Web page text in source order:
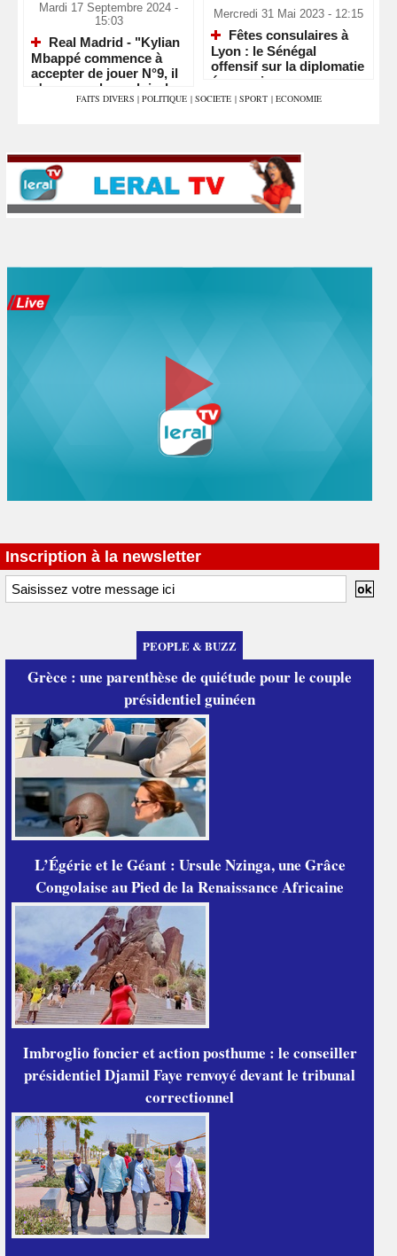
Mardi 17 Septembre 2024 -
15:03
Real Madrid - "Kylian
Mbappé commence à
accepter de jouer N°9, il
n'aura pas le couloir de
Vinicius"
Mercredi 31 Mai 2023 - 12:15
Fêtes consulaires à
Lyon : le Sénégal
offensif sur la diplomatie
économique
FAITS DIVERS | POLITIQUE | SOCIETE | SPORT | ECONOMIE
Inscription à la newsletter
PEOPLE & BUZZ
Grèce : une parenthèse de quiétude pour le couple
présidentiel guinéen
L’Égérie et le Géant : Ursule Nzinga, une Grâce
Congolaise au Pied de la Renaissance Africaine
Imbroglio foncier et action posthume : le conseiller
présidentiel Djamil Faye renvoyé devant le tribunal
correctionnel